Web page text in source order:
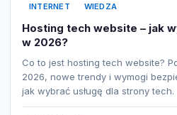
INTERNET WIEDZA
Hosting tech website – jak
w 2026?
Co to jest hosting tech website?
2026, nowe trendy i wymogi
jak wybrać usługę dla strony tech.